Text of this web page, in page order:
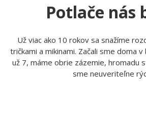
Potlače nás
Už viac ako 10 rokov sa snažíme
tričkami a mikinami. Začali sme doma
už 7, máme obrie zázemie, hromadu
sme neuveriteľne